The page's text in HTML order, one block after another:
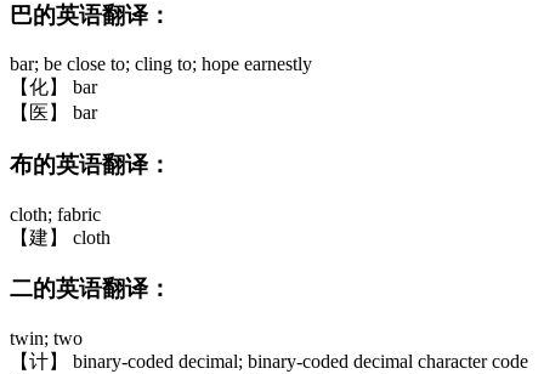
巴的英语翻译：
bar; be close to; cling to; hope earnestly
【化】 bar
【医】 bar
布的英语翻译：
cloth; fabric
【建】 cloth
二的英语翻译：
twin; two
【计】 binary-coded decimal; binary-coded decimal character code